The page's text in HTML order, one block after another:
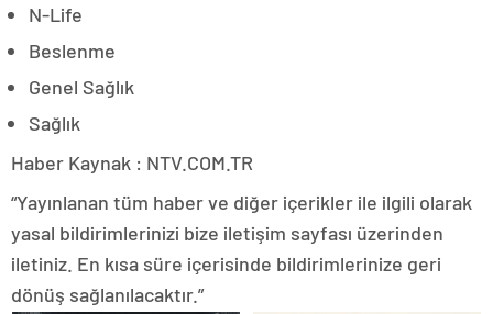
N-Life
Beslenme
Genel Sağlık
Sağlık
Haber Kaynak : NTV.COM.TR
“Yayınlanan tüm haber ve diğer içerikler ile ilgili olarak
yasal bildirimlerinizi bize iletişim sayfası üzerinden
iletiniz. En kısa süre içerisinde bildirimlerinize geri
dönüş sağlanılacaktır.”